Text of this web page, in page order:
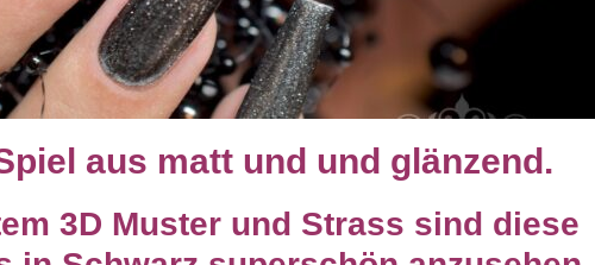
aus matt und und glänzend.
3D Muster und Strass sind diese